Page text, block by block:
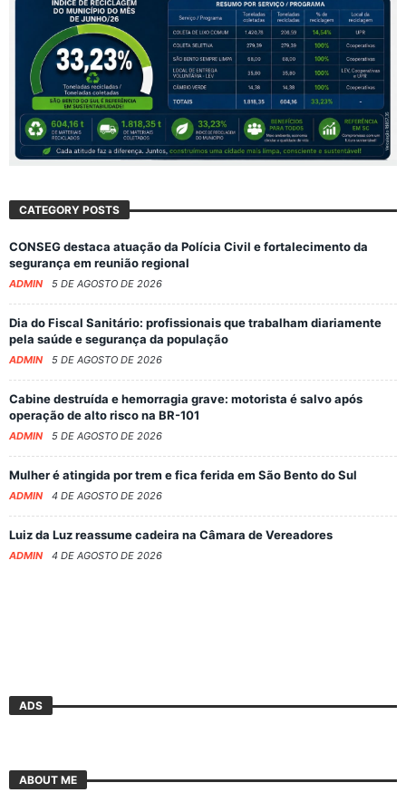
CATEGORY POSTS
CONSEG destaca atuação da Polícia Civil e fortalecimento da
segurança em reunião regional
ADMIN 5 DE AGOSTO DE 2026
Dia do Fiscal Sanitário: profissionais que trabalham diariamente
pela saúde e segurança da população
ADMIN 5 DE AGOSTO DE 2026
Cabine destruída e hemorragia grave: motorista é salvo após
operação de alto risco na BR-101
ADMIN 5 DE AGOSTO DE 2026
Mulher é atingida por trem e fica ferida em São Bento do Sul
ADMIN 4 DE AGOSTO DE 2026
Luiz da Luz reassume cadeira na Câmara de Vereadores
ADMIN 4 DE AGOSTO DE 2026
ADS
ABOUT ME